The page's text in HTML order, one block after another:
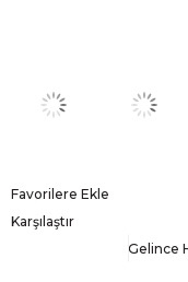
Favorilere Ekle
Karşılaştır
Gelince